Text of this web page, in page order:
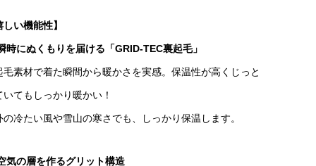
い機能性】
にぬくもりを届ける「GRID-TEC裏起毛」
毛素材で着た瞬間から暖かさを実感。保温性が高くじっと
いてもしっかり暖かい！
の冷たい風や雪山の寒さでも、しっかり保温します。
気の層を作るグリット構造